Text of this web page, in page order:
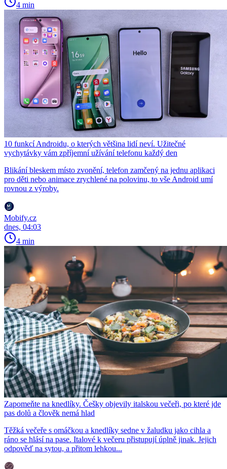
4 min
10 funkcí Androidu, o kterých většina lidí neví. Užitečné
vychytávky vám zpříjemní užívání telefonu každý den
Blikání bleskem místo zvonění, telefon zamčený na jednu aplikaci
pro děti nebo animace zrychlené na polovinu, to vše Android umí
rovnou z výroby.
Mobify.cz
dnes, 04:03
4 min
Zapomeňte na knedlíky. Češky objevily italskou večeři, po které jde
pas dolů a člověk nemá hlad
Těžká večeře s omáčkou a knedlíky sedne v žaludku jako cihla a
ráno se hlásí na pase. Italové k večeru přistupují úplně jinak. Jejich
odpověď na sytou, a přitom lehkou...